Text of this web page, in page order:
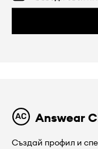
Answear
Създай профил и